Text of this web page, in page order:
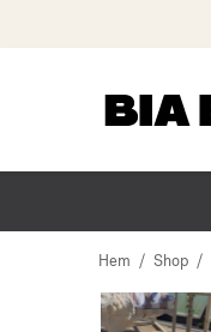
innehåll
Hem / Shop /